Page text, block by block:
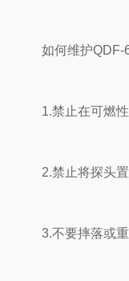
如何维护QDF-6
1.禁止在可燃性
2.禁止将探头置
3.不要摔落或重